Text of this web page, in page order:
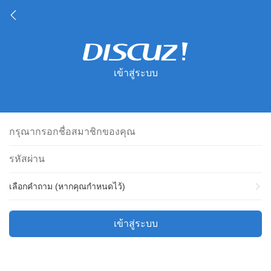
เข้าสู่ระบบ
เลือกคำถาม (หากคุณกำหนดไว้)
เข้าสู่ระบบ